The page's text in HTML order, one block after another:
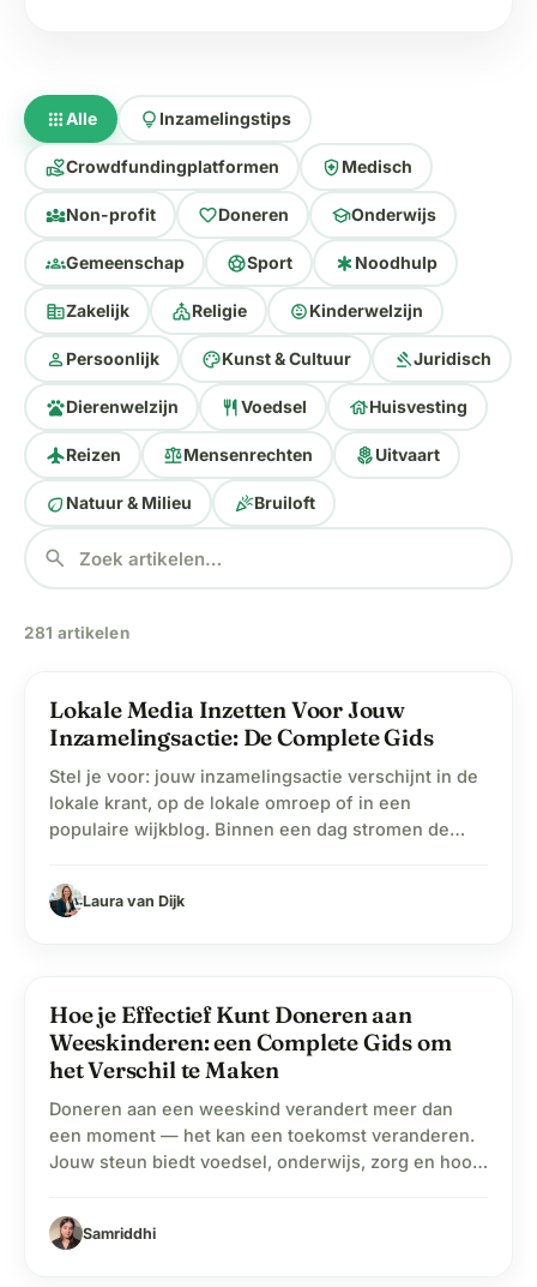
appsAlle lightbulb Inzamelingstips
volunteer_activismCrowdfundingplatformen health_and_safetyMedisch
diversity_3Non-profit favoriteDoneren schoolOnderwijs
groupsGemeenschap sports_soccerSport emergency Noodhulp
corporate_fareZakelijk churchReligie child_careKinderwelzijn
personPersoonlijk paletteKunst & Cultuur gavelJuridisch
petsDierenwelzijn restaurantVoedsel houseHuisvesting
flightReizen balanceMensenrechten local_floristUitvaart
ecoNatuur & Milieu celebrationBruiloft
search
281 artikelen
labelBlog
Lokale Media Inzetten Voor Jouw
Inzamelingsactie: De Complete Gids
Stel je voor: jouw inzamelingsactie verschijnt in de
lokale krant, op de lokale omroep of in een
populaire wijkblog. Binnen een dag stromen de
persoonlijk hebt gevraagd. Dat is de kracht van
lokale media — en met WhyDonate maak je daar
Laura van Dijk
labelBlog
Hoe je Effectief Kunt Doneren aan
Weeskinderen: een Complete Gids om
het Verschil te Maken
Doneren aan een weeskind verandert meer dan
een moment — het kan een toekomst veranderen.
Jouw steun biedt voedsel, onderwijs, zorg en hoop
hun ouders hebben verloren, is elke bijdrage een
reddingslijn. De meeste zijn afhankelijk van
Samriddhi